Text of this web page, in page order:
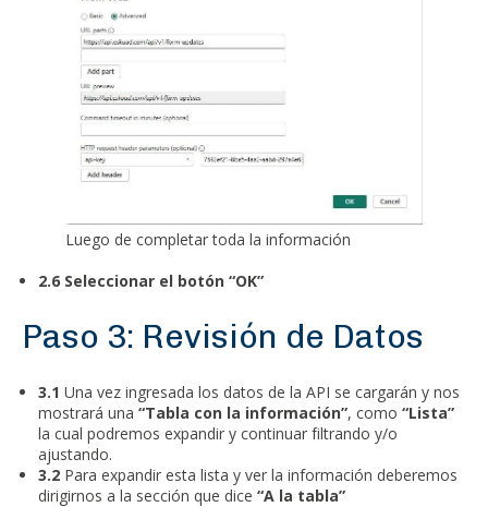
Luego de completar toda la información
2.6 Seleccionar el botón “OK”
Paso 3: Revisión de Datos
3.1 Una vez ingresada los datos de la API se cargarán y nos
mostrará una “Tabla con la información”, como “Lista”
la cual podremos expandir y continuar filtrando y/o
ajustando.
3.2 Para expandir esta lista y ver la información deberemos
dirigirnos a la sección que dice “A la tabla”